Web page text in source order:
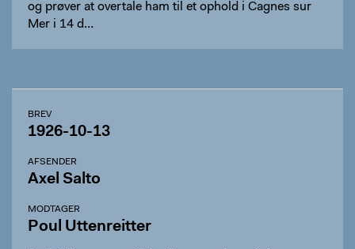
og prøver at overtale ham til et ophold i Cagnes sur
Mer i 14 d…
BREV
1926-10-13
AFSENDER
Axel Salto
MODTAGER
Poul Uttenreitter